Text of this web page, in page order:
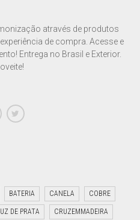
através de produtos
de compra. Acesse e
Entrega no Brasil e Exterior.
BATERIA CANELA COBRE
DE PRATA CRUZEMMADEIRA